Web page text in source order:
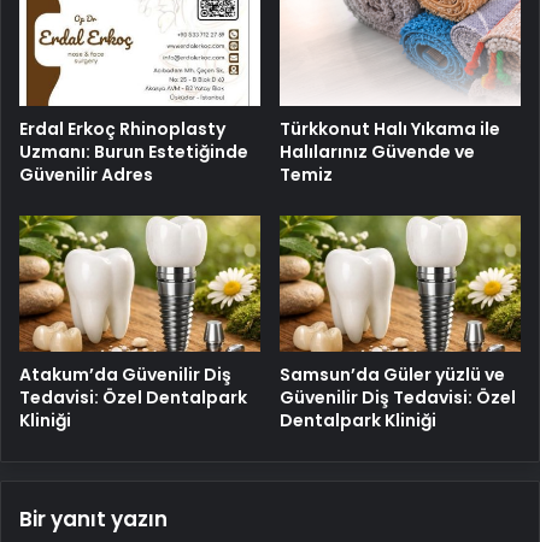
Erdal Erkoç Rhinoplasty
Uzmanı: Burun Estetiğinde
Güvenilir Adres
Türkkonut Halı Yıkama ile
Halılarınız Güvende ve
Temiz
Atakum’da Güvenilir Diş
Tedavisi: Özel Dentalpark
Kliniği
Samsun’da Güler yüzlü ve
Güvenilir Diş Tedavisi: Özel
Dentalpark Kliniği
Bir yanıt yazın